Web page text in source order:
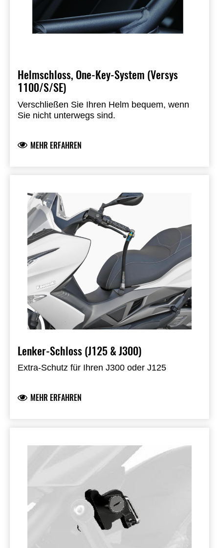
Helmschloss, One-Key-System (Versys
1100/S/SE)
Verschließen Sie Ihren Helm bequem, wenn
Sie nicht unterwegs sind.
MEHR ERFAHREN
Lenker-Schloss (J125 & J300)
Extra-Schutz für Ihren J300 oder J125
MEHR ERFAHREN